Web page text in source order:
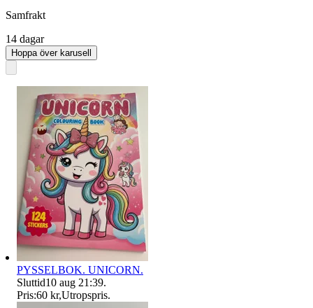
Samfrakt
14 dagar
Hoppa över karusell
PYSSELBOK. UNICORN.
Sluttid10 aug 21:39.
Pris:60 kr,Utropspris.